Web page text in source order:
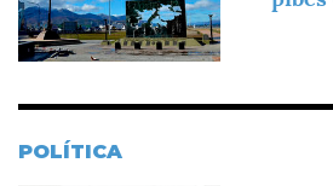
POLÍTICA